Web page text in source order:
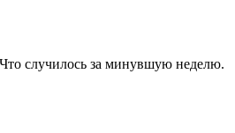
случилось за минувшую неделю.